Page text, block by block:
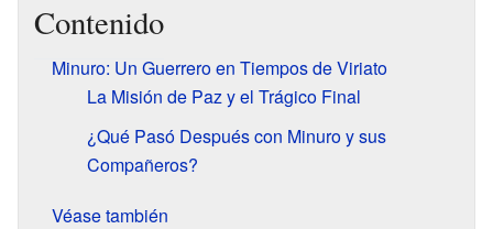
Contenido
Minuro: Un Guerrero en Tiempos de Viriato
La Misión de Paz y el Trágico Final
¿Qué Pasó Después con Minuro y sus
Compañeros?
Véase también